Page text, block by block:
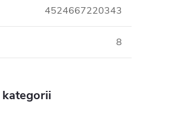
4524667220343
8